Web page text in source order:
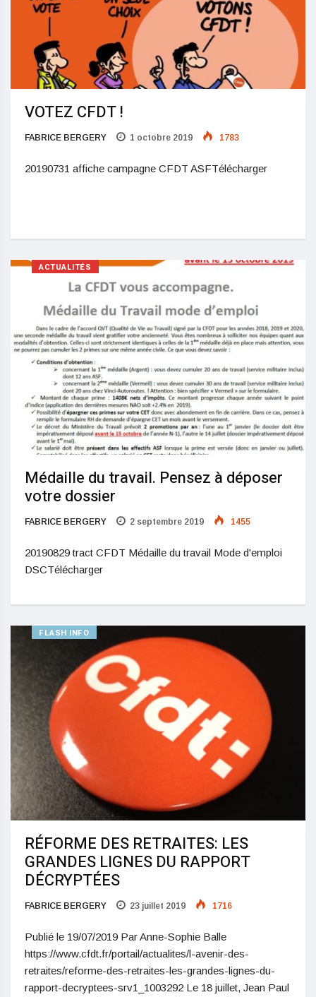
VOTEZ CFDT !
FABRICE BERGERY 1 octobre 2019 1783
20190731 affiche campagne CFDT ASFTélécharger
ACTUALITÉS
Médaille du travail. Pensez à déposer
votre dossier
FABRICE BERGERY 2 septembre 2019 1455
20190829 tract CFDT Médaille du travail Mode d'emploi
DSCTélécharger
FLASH INFO
RÉFORME DES RETRAITES: LES
GRANDES LIGNES DU RAPPORT
DÉCRYPTÉES
FABRICE BERGERY 23 juillet 2019 1716
Publié le 19/07/2019 Par Anne-Sophie Balle
https://www.cfdt.fr/portail/actualites/l-avenir-des-
retraites/reforme-des-retraites-les-grandes-lignes-du-
rapport-decryptees-srv1_1003292 Le 18 juillet, Jean Paul